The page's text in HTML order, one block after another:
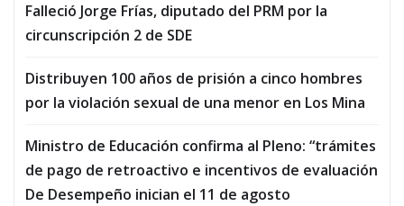
Falleció Jorge Frías, diputado del PRM por la
circunscripción 2 de SDE
Distribuyen 100 años de prisión a cinco hombres
por la violación sexual de una menor en Los Mina
Ministro de Educación confirma al Pleno: “trámites
de pago de retroactivo e incentivos de evaluación
De Desempeño inician el 11 de agosto